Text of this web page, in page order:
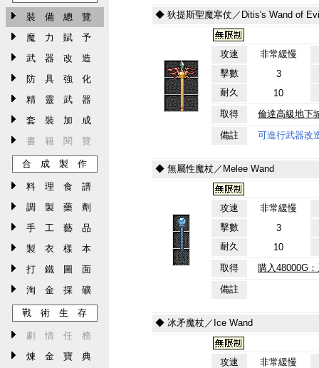
裝 備 總 覽
魔 力 賦 予
武 器 改 造
防 具 強 化
精 靈 武 器
套 裝 加 成
書 籍 閱 覽
合 成 製 作
料 理 食 譜
調 製 藥 劑
手 工 藝 品
製 衣 樣 本
打 鐵 圖 面
淘 金 採 礦
戰 術 生 存
劇 情 任 務
煉 金 寶 典
◆ 狄提斯聖魔寒仗／Ditis's Wand of
攻速
非常緩慢
擊數
3
耐久
10
取得
倫達高級地下
備註
可進行武器改
◆ 無屬性魔杖／Melee Wand
攻速
非常緩慢
擊數
3
耐久
10
取得
購入48000G
備註
◆ 冰矛魔杖／Ice Wand
攻速
非常緩慢